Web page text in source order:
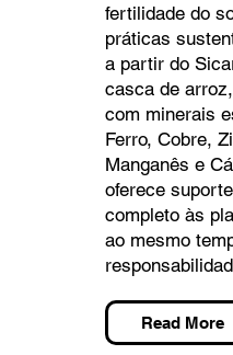
fertilidade do
práticas
a partir do
casca de
com minerais
Ferro, Cobre,
Manganês e
oferece
completo às
ao mesmo
Read More